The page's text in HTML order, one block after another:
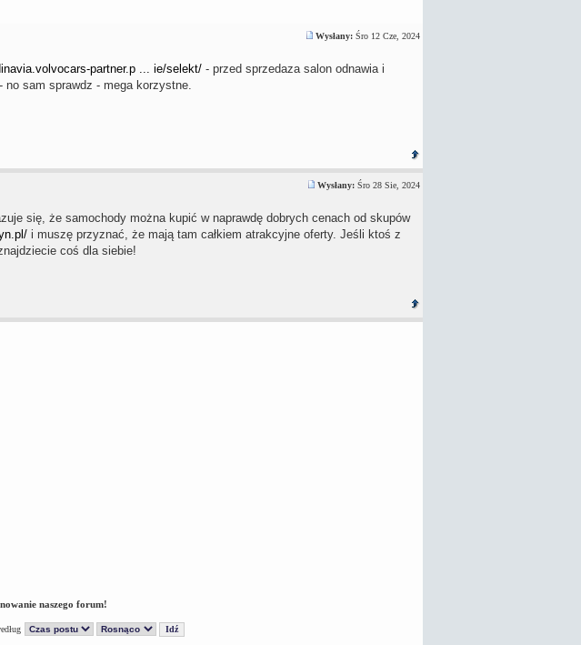
Wysłany:Śro 12 Cze, 2024
partner.p ... ie/selekt/- przed sprzedaza salon odnawia i
sam sprawdz - mega korzystne.
Wysłany:Śro 28 Sie, 2024
się, że samochody można kupić w naprawdę dobrych cenach od skupów
i muszę przyznać, że mają tam całkiem atrakcyjne oferty. Jeśli ktoś z
coś dla siebie!
naszego forum!